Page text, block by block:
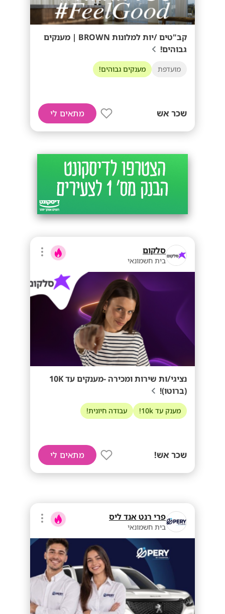
קב"טים /יות למלונות BROWN | מענקים
גבוהים!
מועדפת מענקים גבוהים!
שכר אש מתאים לי
סלקום
בית חשמונאי
נציגי/ות שירות ומכירה -מענקים עד 10K
(ברוטו)!
מענק עד 10k! עבודה חיונית!
שכר אש! מתאים לי
פרי רנט אנד ליס
בית חשמונאי